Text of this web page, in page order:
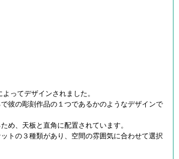
ってデザインされました。
彼の彫刻作品の１つであるかのようなデザインで
め、天板と直角に配置されています。
トの３種類があり、空間の雰囲気に合わせて選択